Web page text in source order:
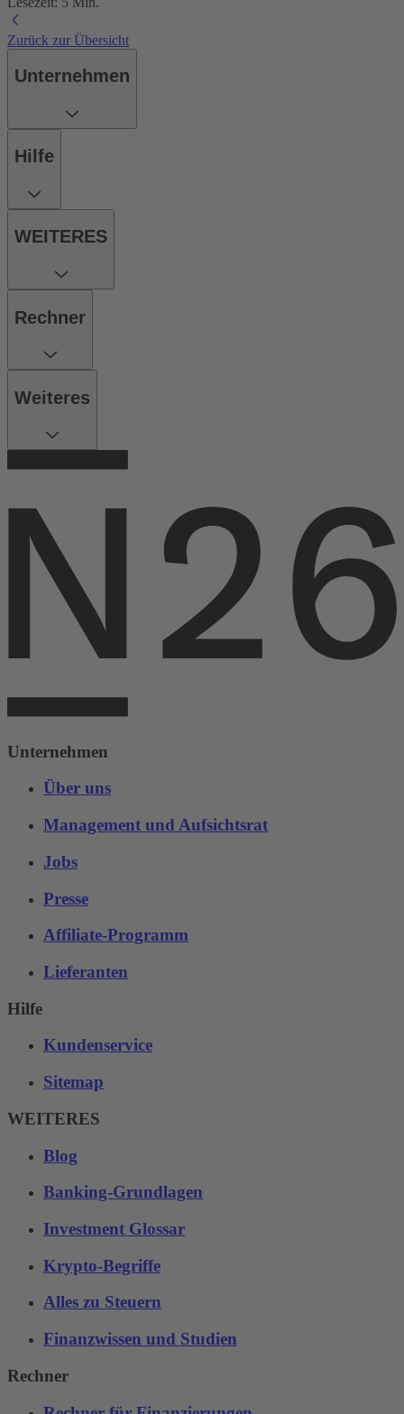
Zurück zur Übersicht
Unternehmen
Hilfe
WEITERES
Rechner
Weiteres
Unternehmen
Über uns
Management und Aufsichtsrat
Jobs
Presse
Affiliate-Programm
Lieferanten
Hilfe
Kundenservice
Sitemap
WEITERES
Blog
Banking-Grundlagen
Investment Glossar
Krypto-Begriffe
Alles zu Steuern
Finanzwissen und Studien
Rechner